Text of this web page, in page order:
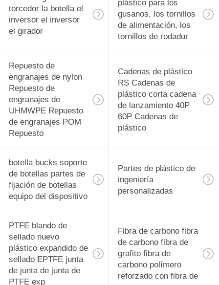
torcedor la botella el
inversor el inversor
el girador
plástico para los
gusanos, los tornillos
de alimentación, los
tornillos de rodadur
Repuesto de
engranajes de nylon
Repuesto de
engranajes de
UHMWPE Repuesto
de engranajes POM
Repuesto
Cadenas de plástico
RS Cadenas de
plástico corta cadena
de lanzamiento 40P
60P Cadenas de
plástico
botella bucks soporte
de botellas partes de
fijación de botellas
equipo del dispositivo
Partes de plástico de
ingeniería
personalizadas
PTFE blando de
sellado nuevo
plástico expandido de
sellado EPTFE junta
de junta de junta de
PTFE exp
Fibra de carbono fibra
de carbono fibra de
grafito fibra de
carbono polímero
reforzado con fibra de